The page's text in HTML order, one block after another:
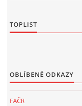
TOPLIST
OBLÍBENÉ ODKAZY
FAČR